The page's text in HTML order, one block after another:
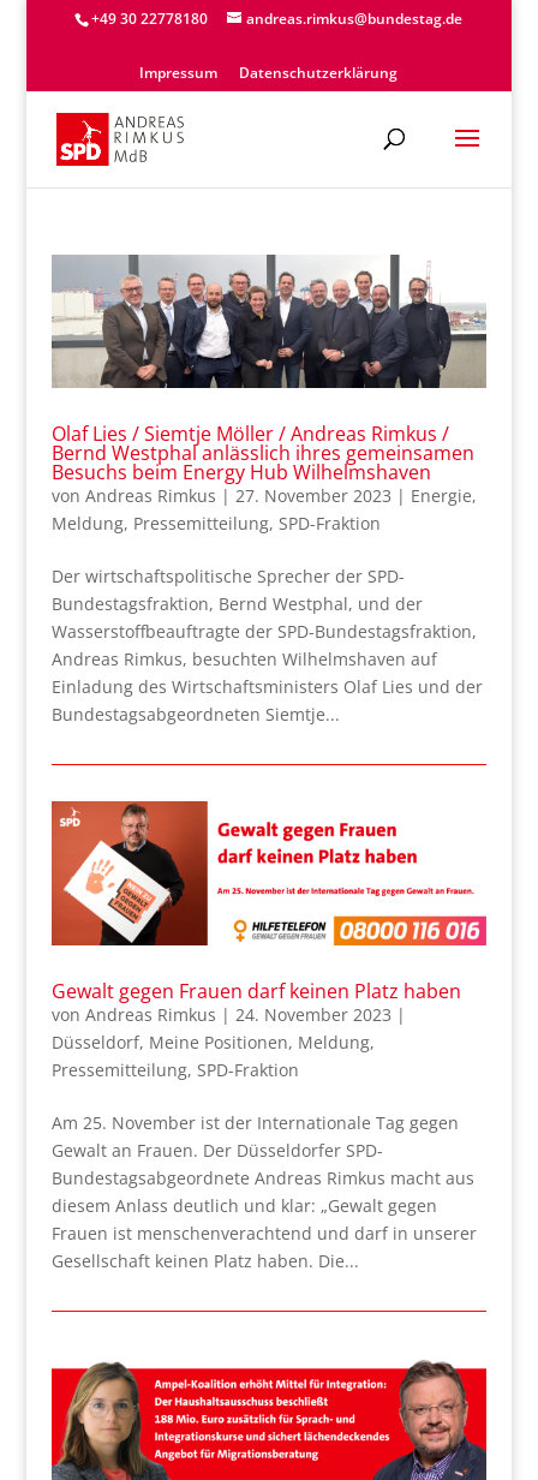
+49 30 22778180 andreas.rimkus@bundestag.de
Impressum Datenschutzerklärung
Olaf Lies / Siemtje Möller / Andreas Rimkus /
Bernd Westphal anlässlich ihres gemeinsamen
Besuchs beim Energy Hub Wilhelmshaven
von Andreas Rimkus | 27. November 2023 | Energie,
Meldung, Pressemitteilung, SPD-Fraktion
Der wirtschaftspolitische Sprecher der SPD-
Bundestagsfraktion, Bernd Westphal, und der
Wasserstoffbeauftragte der SPD-Bundestagsfraktion,
Andreas Rimkus, besuchten Wilhelmshaven auf
Einladung des Wirtschaftsministers Olaf Lies und der
Bundestagsabgeordneten Siemtje...
Gewalt gegen Frauen darf keinen Platz haben
von Andreas Rimkus | 24. November 2023 |
Düsseldorf, Meine Positionen, Meldung,
Pressemitteilung, SPD-Fraktion
Am 25. November ist der Internationale Tag gegen
Gewalt an Frauen. Der Düsseldorfer SPD-
Bundestagsabgeordnete Andreas Rimkus macht aus
diesem Anlass deutlich und klar: „Gewalt gegen
Frauen ist menschenverachtend und darf in unserer
Gesellschaft keinen Platz haben. Die...